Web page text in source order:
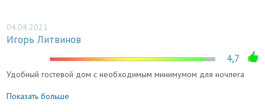
04.04.2021
Игорь Литвинов
4,7
Удобный гостевой дом с необходимым минимумом для ночлега
Показать больше